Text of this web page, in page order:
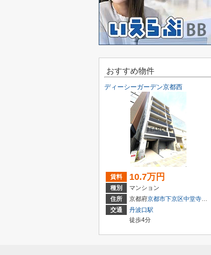
おすすめ物件
ディーシーガーデン京都西
賃料 10.7万円
種別
マンション
住所
京都府京都市下京区中堂寺壬生川町
交通
丹波口駅
徒歩4分